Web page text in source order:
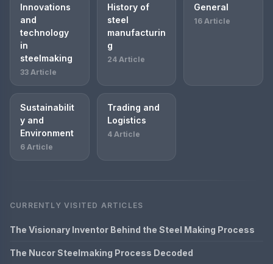
Innovations
and
technology
in
steelmaking
33 Article
History of
steel
manufacturin
g
24 Article
General
16 Article
Sustainabilit
y and
Environment
6 Article
Trading and
Logistics
4 Article
CURRENTLY VISITED ARTICLES
The Visionary Inventor Behind the Steel Making Process
The Nucor Steelmaking Process Decoded